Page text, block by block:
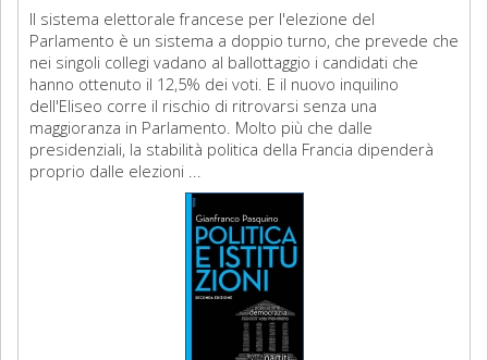
Il sistema elettorale francese per l'elezione del
Parlamento è un sistema a doppio turno, che prevede che
nei singoli collegi vadano al ballottaggio i candidati che
hanno ottenuto il 12,5% dei voti. E il nuovo inquilino
dell'Eliseo corre il rischio di ritrovarsi senza una
maggioranza in Parlamento. Molto più che dalle
presidenziali, la stabilità politica della Francia dipenderà
proprio dalle elezioni ...